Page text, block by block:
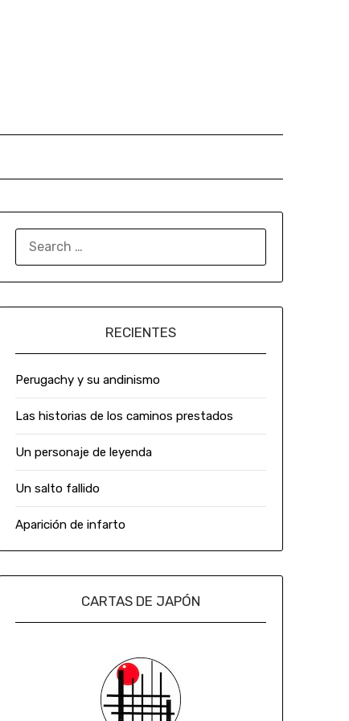
RECIENTES
Perugachy y su andinismo
Las historias de los caminos prestados
Un personaje de leyenda
Un salto fallido
Aparición de infarto
CARTAS DE JAPÓN